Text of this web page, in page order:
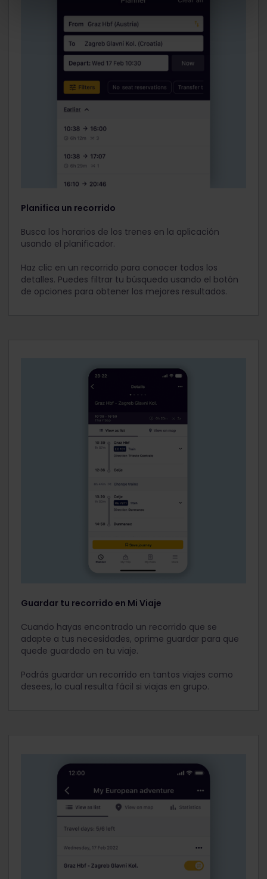
Planifica un recorrido
Busca los horarios de los trenes en la aplicación
usando el planificador.
Haz clic en un recorrido para conocer todos los
detalles. Puedes filtrar tu búsqueda usando el botón
de opciones para obtener los mejores resultados.
Guardar tu recorrido en Mi Viaje
Cuando hayas encontrado un recorrido que se
adapte a tus necesidades, oprime guardar para que
quede guardado en tu viaje.
Podrás guardar un recorrido en tantos viajes como
desees, lo cual resulta fácil si viajas en grupo.